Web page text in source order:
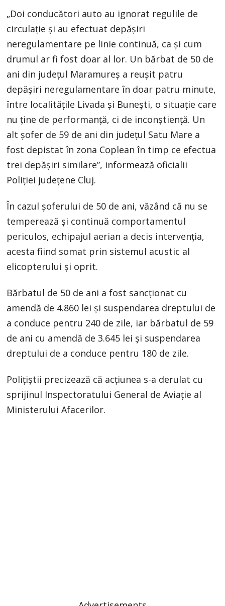
„Doi conducători auto au ignorat regulile de
circulaţie şi au efectuat depăşiri
neregulamentare pe linie continuă, ca şi cum
drumul ar fi fost doar al lor. Un bărbat de 50 de
ani din judeţul Maramureş a reuşit patru
depăşiri neregulamentare în doar patru minute,
între localităţile Livada şi Buneşti, o situaţie care
nu ţine de performanţă, ci de inconştienţă. Un
alt şofer de 59 de ani din judeţul Satu Mare a
fost depistat în zona Coplean în timp ce efectua
trei depăşiri similare”, informează oficialii
Poliţiei judeţene Cluj.
În cazul şoferului de 50 de ani, văzând că nu se
temperează şi continuă comportamentul
periculos, echipajul aerian a decis intervenţia,
acesta fiind somat prin sistemul acustic al
elicopterului şi oprit.
Bărbatul de 50 de ani a fost sancţionat cu
amendă de 4.860 lei şi suspendarea dreptului de
a conduce pentru 240 de zile, iar bărbatul de 59
de ani cu amendă de 3.645 lei şi suspendarea
dreptului de a conduce pentru 180 de zile.
Poliţiştii precizează că acţiunea s-a derulat cu
sprijinul Inspectoratului General de Aviaţie al
Ministerului Afacerilor.